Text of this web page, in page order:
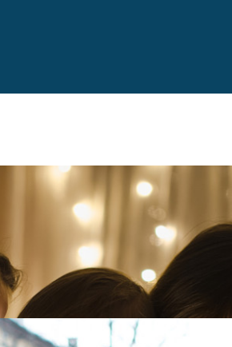
adventslysestaker og lysslynger.